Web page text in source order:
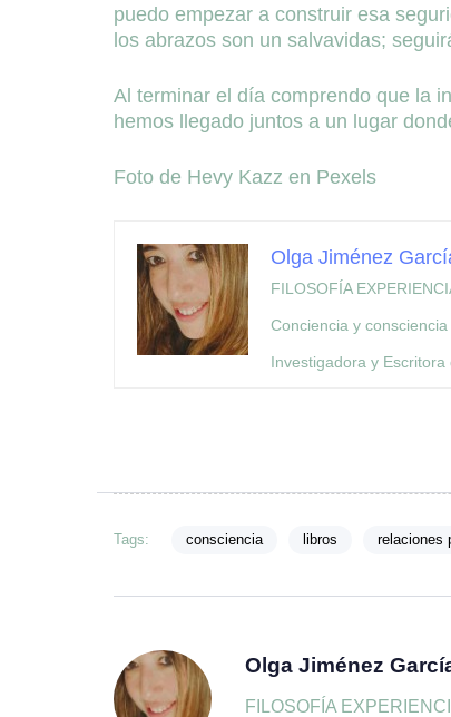
puedo empezar a construir esa
los abrazos son un salvavidas;
Al terminar el día comprendo que la
hemos llegado juntos a un lugar
Foto de Hevy Kazz en Pexels
Olga Jiménez
FILOSOFÍA
Conciencia y consciencia
Investigadora y Escritora
Tags: consciencia libros relaciones
Olga Jiménez
FILOSOFÍA